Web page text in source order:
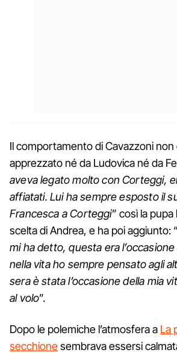
Il comportamento di Cavazzoni
apprezzato né da Ludovica né da
aveva legato molto con Corteggi,
affiatati. Lui ha sempre esposto il
Francesca a Corteggi” così la
scelta di Andrea, e ha poi aggiunto: “
mi ha detto, questa era
nella vita ho sempre pensato agli
sera è stata l’occasione della mia
al volo”.
Dopo le polemiche l’atmosfera a La
secchionesembrava essersi